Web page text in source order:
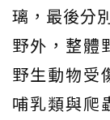
璃，最後分
野外，整體
野生動物受
哺乳類與爬